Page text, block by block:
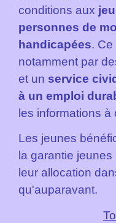
conditions aux
personnes de
handicapées. Ce
notamment par
et un service
à un emploi
les informations à
Les jeunes
la garantie
leur allocation
qu'auparavant.